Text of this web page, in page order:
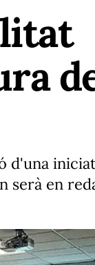
d'una
serà en